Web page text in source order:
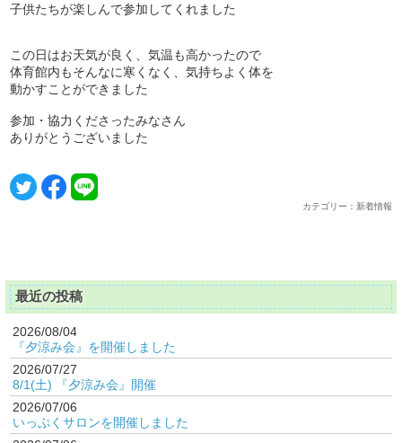
子供たちが楽しんで参加してくれました
この日はお天気が良く、気温も高かったので
体育館内もそんなに寒くなく、気持ちよく体を
動かすことができました
参加・協力くださったみなさん
ありがとうございました
カテゴリー：新着情報
最近の投稿
2026/08/04
『夕涼み会』を開催しました
2026/07/27
8/1(土) 『夕涼み会』開催
2026/07/06
いっぷくサロンを開催しました